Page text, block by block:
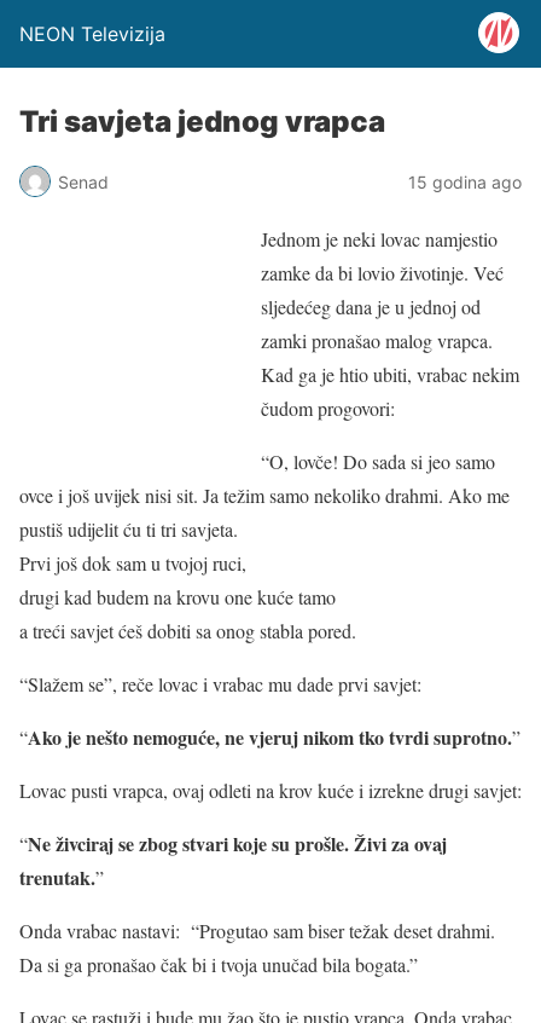
NEON Televizija
Tri savjeta jednog vrapca
Senad 15 godina ago
Jednom je neki lovac namjestio
zamke da bi lovio životinje. Već
sljedećeg dana je u jednoj od
zamki pronašao malog vrapca.
Kad ga je htio ubiti, vrabac nekim
čudom progovori:
“O, lovče! Do sada si jeo samo
ovce i još uvijek nisi sit. Ja težim samo nekoliko drahmi. Ako me
pustiš udijelit ću ti tri savjeta.
Prvi još dok sam u tvojoj ruci,
drugi kad budem na krovu one kuće tamo
a treći savjet ćeš dobiti sa onog stabla pored.
“Slažem se”, reče lovac i vrabac mu dade prvi savjet:
“Ako je nešto nemoguće, ne vjeruj nikom tko tvrdi suprotno.”
Lovac pusti vrapca, ovaj odleti na krov kuće i izrekne drugi savjet:
“Ne živciraj se zbog stvari koje su prošle. Živi za ovaj
trenutak.”
Onda vrabac nastavi: “Progutao sam biser težak deset drahmi.
Da si ga pronašao čak bi i tvoja unučad bila bogata.”
Lovac se rastuži i bude mu žao što je pustio vrapca. Onda vrabac